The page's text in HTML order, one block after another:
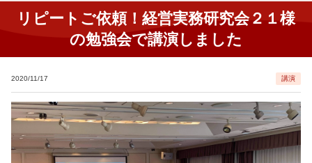
リピートご依頼！経営実務研究会２１様
の勉強会で講演しました
2020/11/17 講演